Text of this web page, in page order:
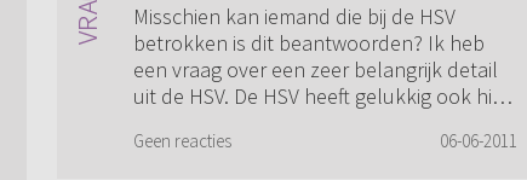
Misschien kan iemand die bij de HSV
betrokken is dit beantwoorden? Ik heb
een vraag over een zeer belangrijk detail
uit de HSV. De HSV heeft gelukkig ook hier
op,...
Geen reacties 06-06-2011